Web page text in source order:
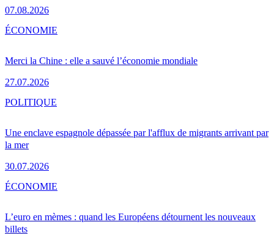
07.08.2026
Merci la Chine : elle a sauvé l’économie mondiale
27.07.2026
ÉCONOMIE
Une enclave espagnole dépassée par l'afflux de migrants arrivant par
la mer
30.07.2026
POLITIQUE
L’euro en mèmes : quand les Européens détournent les nouveaux
billets
ÉCONOMIE